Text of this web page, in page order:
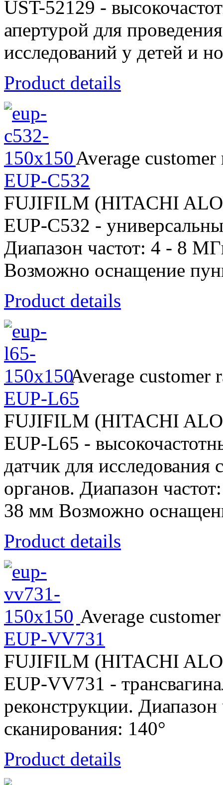
UST-52129 -
апертурой для
исследований у детей и
Product details
Average
EUP-C532
FUJIFILM (HITACHI
EUP-C532 -
Диапазон частот: 4 - 8
Возможно оснащение
Product details
Average customer
EUP-L65
FUJIFILM (HITACHI
EUP-L65 -
датчик для
органов. Диапазон
38 мм Возможно
Product details
Average
EUP-VV731
FUJIFILM (HITACHI
EUP-VV731 -
реконструкции.
сканирования: 140°
Product details